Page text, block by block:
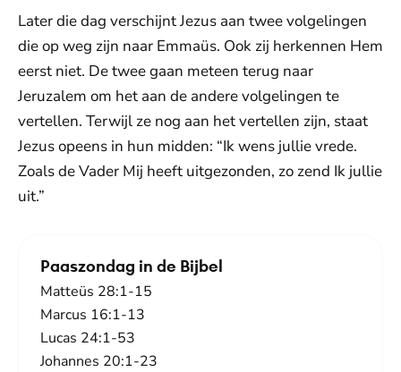
Later die dag verschijnt Jezus aan twee volgelingen
die op weg zijn naar Emmaüs. Ook zij herkennen Hem
eerst niet. De twee gaan meteen terug naar
Jeruzalem om het aan de andere volgelingen te
vertellen. Terwijl ze nog aan het vertellen zijn, staat
Jezus opeens in hun midden: “Ik wens jullie vrede.
Zoals de Vader Mij heeft uitgezonden, zo zend Ik jullie
uit.”
Paaszondag in de Bijbel
Matteüs 28:1-15
Marcus 16:1-13
Lucas 24:1-53
Johannes 20:1-23